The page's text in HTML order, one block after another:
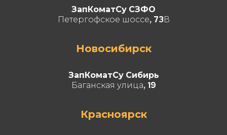
ЗапКоматСу СЗФО
Петергофское шоссе, 73В
Новосибирск
ЗапКоматСу Сибирь
Баганская улица, 19
Красноярск